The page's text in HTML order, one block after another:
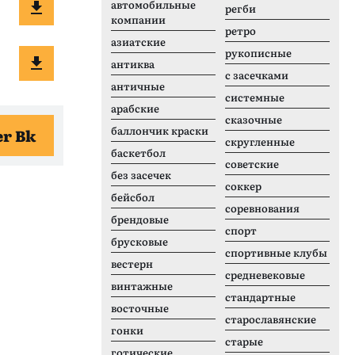
Bk
автомобильные
компании
азиатские
антиква
античные
арабские
баллончик краски
баскетбол
без засечек
бейсбол
брендовые
брусковые
вестерн
винтажные
восточные
гонки
регби
ретро
рукописные
с засечками
системные
сказочные
скругленные
советские
соккер
соревнования
спорт
спортивные клубы
средневековые
стандартные
старославянские
старые